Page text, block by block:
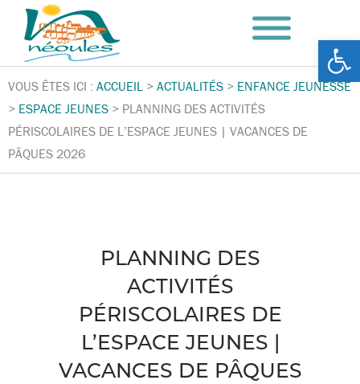
VOUS ÊTES ICI : ACCUEIL > ACTUALITÉS > ENFANCE JEUNESSE
> ESPACE JEUNES > PLANNING DES ACTIVITÉS
PÉRISCOLAIRES DE L’ESPACE JEUNES | VACANCES DE
PÂQUES 2026
PLANNING DES
ACTIVITÉS
PÉRISCOLAIRES DE
L’ESPACE JEUNES |
VACANCES DE PÂQUES